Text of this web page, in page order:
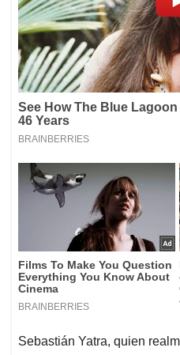
Sebastián Yatra, quien